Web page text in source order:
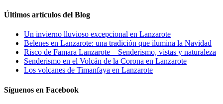
Últimos artículos del Blog
Un invierno lluvioso excepcional en Lanzarote
Belenes en Lanzarote: una tradición que ilumina la Navidad
Risco de Famara Lanzarote – Senderismo, vistas y naturaleza
Senderismo en el Volcán de la Corona en Lanzarote
Los volcanes de Timanfaya en Lanzarote
Síguenos en Facebook